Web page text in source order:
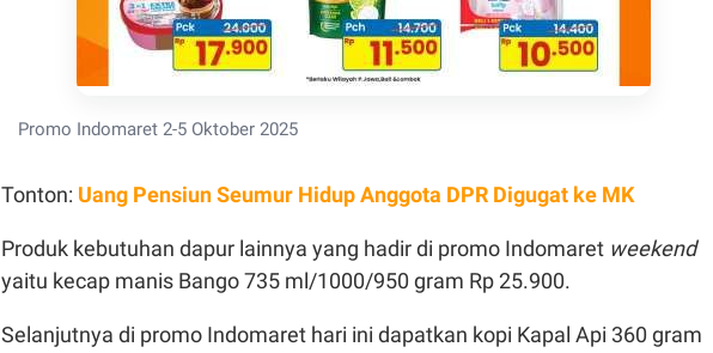
Promo Indomaret 2-5 Oktober 2025
Tonton: Uang Pensiun Seumur Hidup Anggota DPR Digugat ke MK
Produk kebutuhan dapur lainnya yang hadir di promo Indomaret weekend
yaitu kecap manis Bango 735 ml/1000/950 gram Rp 25.900.
Selanjutnya di promo Indomaret hari ini dapatkan kopi Kapal Api 360 gram